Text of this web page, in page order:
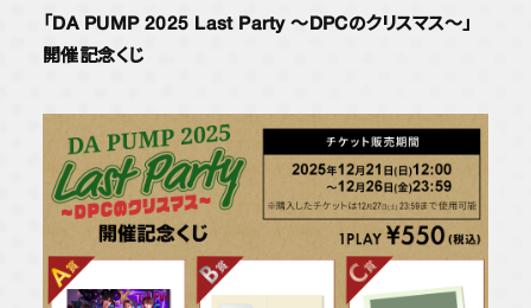
「DA PUMP 2025 Last Party 〜DPCのクリスマス〜」
開催記念くじ